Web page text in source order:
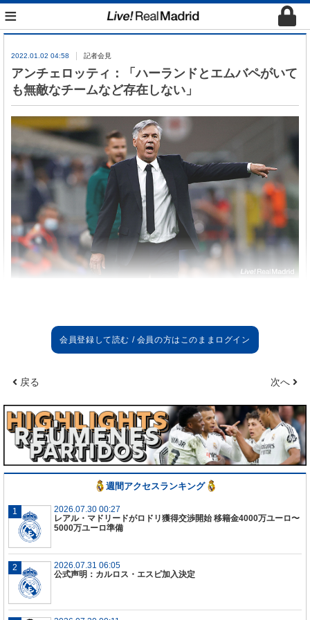
≡
2022.01.02 04:58 記者会見
アンチェロッティ：「ハーランドとエムバペがいて
も無敵なチームなど存在しない」
チーム状態
チームはしっかりと練習を行ってきた。誰にとって
ができている。しかしヨヴィッチとヴィニシウスが
出場停止と何人か欠場者する。
新型コロナウイルスの感染再拡大によりリーガを延
期すべきか？
それは非常に難しい問題なので、私は皆の意見を尊
重する。多くのチームがその影響を受けているし、
我々もアスレティック戦でその影響を受けていた。
しかしプロトコルがあるのでそれを尊重する必要が
ある。もしそれが変更されないままなら試合を続け
なければいけないだろう。しかしパンデミックは非
常にうまくコントロールされているので、試合を続
けることができると思う。
エムバペのシーズン終了後の加入の可能性
戻る 次へ
週間アクセスランキング
2026.07.30 00:27
レアル・マドリードがロドリ獲得交渉開始 移籍金4000万ユーロ〜
5000万ユーロ準備
2026.07.31 06:05
公式声明：カルロス・エスピ加入決定